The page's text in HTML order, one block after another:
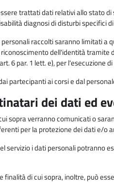
trattati dati relativi allo stato
diagnosi di disturbi specifici
personali raccolti saranno limitati
dell'identità
6 par. 1 lett. e), per
partecipanti ai corsi e dal
dei dati ed
sopra verranno comunicati o
per la protezione dei dati e/
servizio i dati personali potranno
finalità di cui sopra, inoltre, può